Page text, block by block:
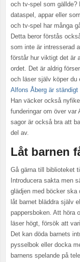
och tv-spel som gällde?
dataspel, appar eller
och tv-spel har många
Detta beror förstås
som inte är intresserad
förstår hur viktigt det är
ordet. Det är aldrig
och läser själv köper du
Alfons Åberg är ständigt
Han väcker också
funderingar om över var
sagor är också bra att
del av.
Låt barnen
Gå gärna till biblioteket
Introducera sakta men
glädjen med böcker ska
låt barnet bläddra själv
pappersboken. Att höra
läser högt, försök att
Det kan döda barnets
pysselbok eller docka
barnens spelande på